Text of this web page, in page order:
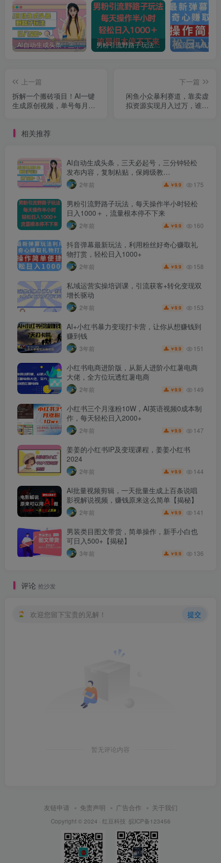
AI自动生成头条，三天必起号，三分钟轻松发布内容，复制粘贴，保姆级教… 男粉引流野路子玩法，每天操作半小时轻松日入1000＋，流量根本停不下来
上一篇
拆解一个搬砖项目！AI一键
生成原创视频，单号每月上
下一篇
闲鱼小众暴利赛道，靠卖虚
拟资源实现月入过万，谁做
相关推荐
AI自动生成头条，三天必起号，三分钟轻松
发布内容，复制粘贴，保姆级教…
2年前 ￥9.9 175
男粉引流野路子玩法，每天操作半小时轻松
日入1000＋，流量根本停不下来
2年前 ￥9.9 160
抖音弹幕最新玩法，利用粉丝好奇心赚取礼
物打赏，轻松日入1000+
2年前 ￥9.9 158
私域运营实操培训课，引流获客+转化变现双
增长驱动
2年前 ￥9.9 153
AI+小红书暴力变现打卡营，让你从想赚钱到
赚到钱
3年前 ￥9.9 151
小红书电商进阶版，从新人进阶小红薯电商
大佬，全方位玩透红薯电商
2年前 ￥9.9 149
小红书三个月涨粉10W，AI英语视频0成本制
作，每天轻松日入2000+
2年前 ￥9.9 147
姜姜的小红书IP及变现课程，姜姜小红书
2024
2年前 ￥9.9 144
AI批量视频剪辑，一天批量生成上百条说唱
影视解说视频，赚钱原来这么简单【揭秘】
2年前 ￥9.9 141
男装类目图文带货，简单操作，新手小白也
可日入500+【揭秘】
3年前 ￥9.9 136
评论 抢沙发
欢迎您留下宝贵的见解！ 提交
暂无评论内容
友链申请 免责声明 广告合作 关于我们
Copyright © 2024 · 红豆科技 皖ICP备123456